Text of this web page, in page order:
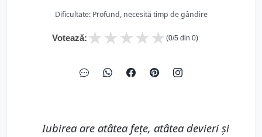
Dificultate: Profund, necesită timp de gândire
Votează: ★
★
★
★
★ (0/5 din 0)
Iubirea are atâtea feţe, atâtea devieri şi